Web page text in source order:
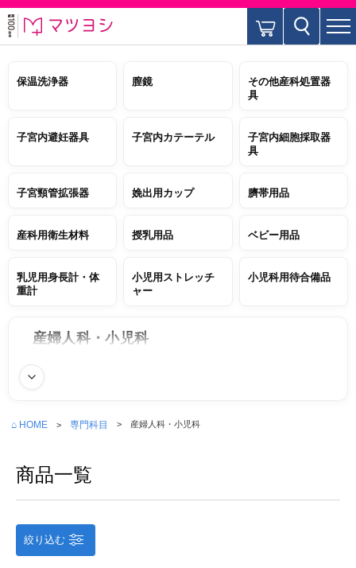
保温洗浄器 膣鏡
その他産科処置器
具
子宮内避妊器具 子宮内カテーテル
子宮内細胞採取器
具
子宮頸管拡張器 娩出用カップ 臍帯用品
産科用衛生材料 授乳用品 ベビー用品
乳児用身長計・体
重計
小児用ストレッチ
ャー
小児科用待合備品
産婦人科・小児科
続きを読む
⌂ HOME 専門科目 産婦人科・小児科
商品一覧
絞り込む